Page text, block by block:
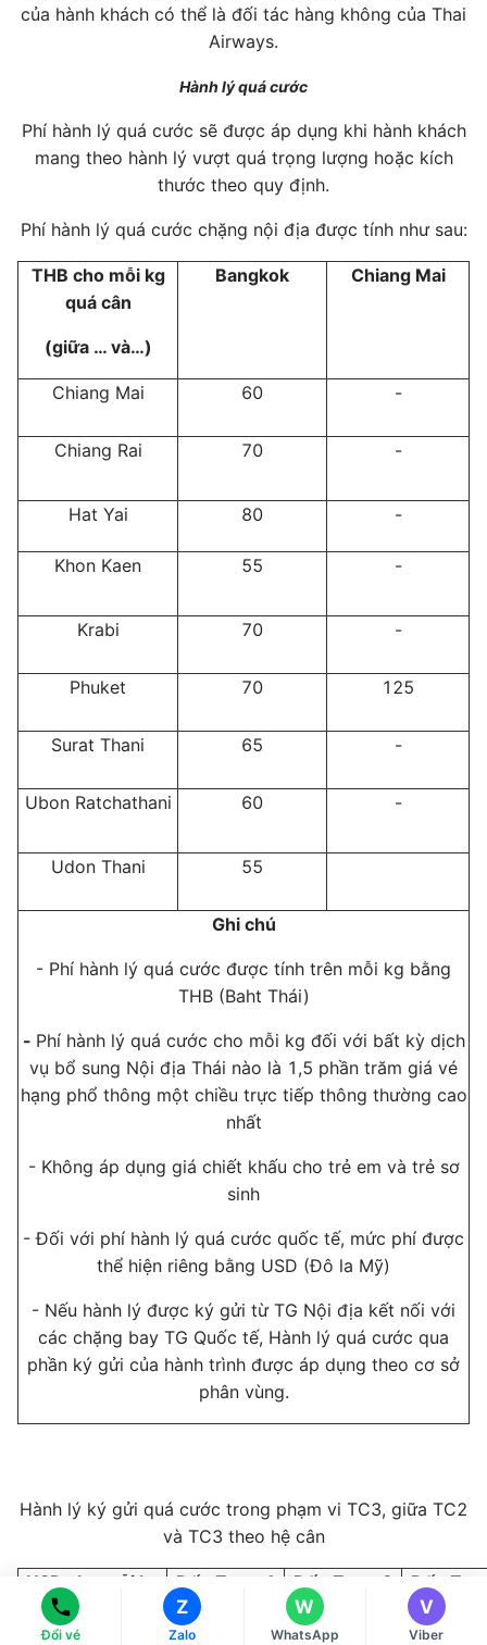
của hành khách có thể là đối tác hàng không của Thai
Airways.
Hành lý quá cước
Phí hành lý quá cước sẽ được áp dụng khi hành khách
mang theo hành lý vượt quá trọng lượng hoặc kích
thước theo quy định.
Phí hành lý quá cước chặng nội địa được tính như sau:
THB cho mỗi kg
quá cân
(giữa … và…)
Bangkok Chiang Mai
Chiang Mai 60 -
Chiang Rai 70 -
Hat Yai 80 -
Khon Kaen 55 -
Krabi 70 -
Phuket 70 125
Surat Thani 65 -
Ubon Ratchathani 60 -
Udon Thani 55
Ghi chú
- Phí hành lý quá cước được tính trên mỗi kg bằng
THB (Baht Thái)
- Phí hành lý quá cước cho mỗi kg đối với bất kỳ dịch
vụ bổ sung Nội địa Thái nào là 1,5 phần trăm giá vé
hạng phổ thông một chiều trực tiếp thông thường cao
nhất
- Không áp dụng giá chiết khấu cho trẻ em và trẻ sơ
sinh
- Đối với phí hành lý quá cước quốc tế, mức phí được
thể hiện riêng bằng USD (Đô la Mỹ)
- Nếu hành lý được ký gửi từ TG Nội địa kết nối với
các chặng bay TG Quốc tế, Hành lý quá cước qua
phần ký gửi của hành trình được áp dụng theo cơ sở
phân vùng.
Hành lý ký gửi quá cước trong phạm vi TC3, giữa TC2
và TC3 theo hệ cân
USD cho mỗi kg
quá cước
Đến Zone 1 Đến Zone 2 Đến
Đổi vé
Z
Zalo
W
WhatsApp
(+84) 70 854 1213
Ms Huỳnh
V
Viber
(+84) 70 854 1213
Ms Huỳnh
(+84) 90 295 1213